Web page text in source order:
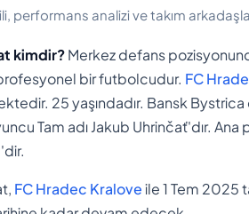
performans analizi ve takım
kimdir?Merkez defans
bir futbolcudur. FC
25 yaşındadır. Bansk
Tam adı Jakub Uhrinčať'dır.
FC Hradec Kraloveile 1 Tem 2025